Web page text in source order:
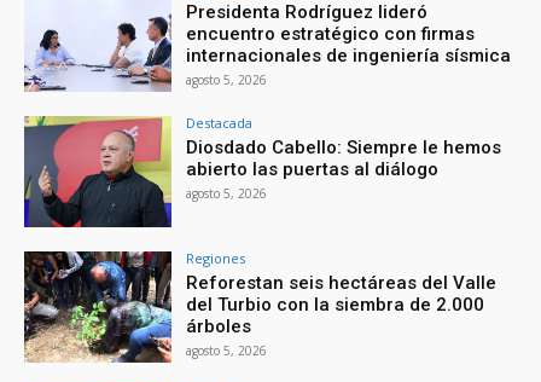
Presidenta Rodríguez lideró
encuentro estratégico con firmas
internacionales de ingeniería sísmica
agosto 5, 2026
Destacada
Diosdado Cabello: Siempre le hemos
abierto las puertas al diálogo
agosto 5, 2026
Regiones
Reforestan seis hectáreas del Valle
del Turbio con la siembra de 2.000
árboles
agosto 5, 2026